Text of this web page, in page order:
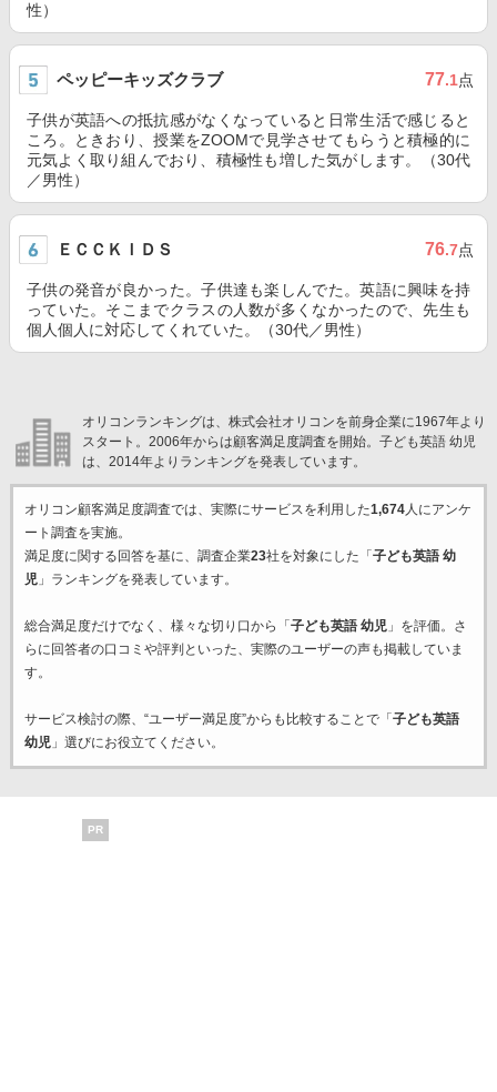
性）
ペッピーキッズクラブ 77.1点
子供が英語への抵抗感がなくなっていると日常生活で感じると
ころ。ときおり、授業をZOOMで見学させてもらうと積極的に
元気よく取り組んでおり、積極性も増した気がします。（30代
／男性）
ＥＣＣＫＩＤＳ 76.7点
子供の発音が良かった。子供達も楽しんでた。英語に興味を持
っていた。そこまでクラスの人数が多くなかったので、先生も
個人個人に対応してくれていた。（30代／男性）
オリコンランキングは、株式会社オリコンを前身企業に1967年より
スタート。2006年からは顧客満足度調査を開始。子ども英語 幼児
は、2014年よりランキングを発表しています。
オリコン顧客満足度調査では、実際にサービスを利用した1,674人にアンケ
ート調査を実施。
満足度に関する回答を基に、調査企業23社を対象にした「 子ども英語 幼
児」ランキングを発表しています。
総合満足度だけでなく、様々な切り口から「 子ども英語 幼児」を評価。さ
らに回答者の口コミや評判といった、実際のユーザーの声も掲載していま
す。
サービス検討の際、“ユーザー満足度”からも比較することで「 子ども英語
幼児」選びにお役立てください。
PR